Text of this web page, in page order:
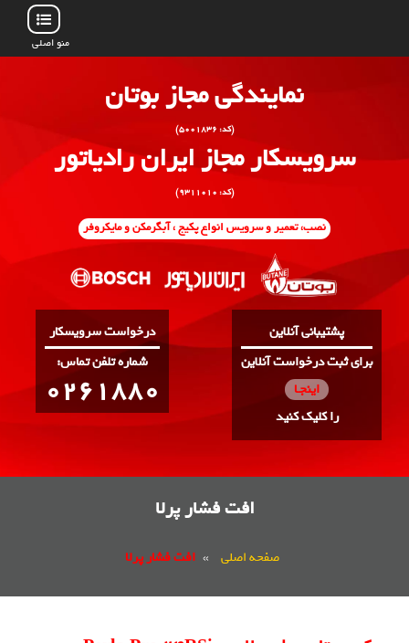
منو اصلی
نمایندگی مجاز بوتان
(کد: ۵۰۰۱۸۳۶)
سرویسکار مجاز ایران رادیاتور
(کد: ۹۳۱۱۰۱۰)
نصب، تعمیر و سرویس انواع پکیج ، آبگرمکن و مایکروفر
پشتیبانی آنلاین
برای ثبت درخواست آنلاین
اینجـا
را کلیک کنید
درخواست سرویسکار
:شماره تلفن تماس
0261880
افت فشار پرلا
صفحه اصلی » افت فشار پرلا